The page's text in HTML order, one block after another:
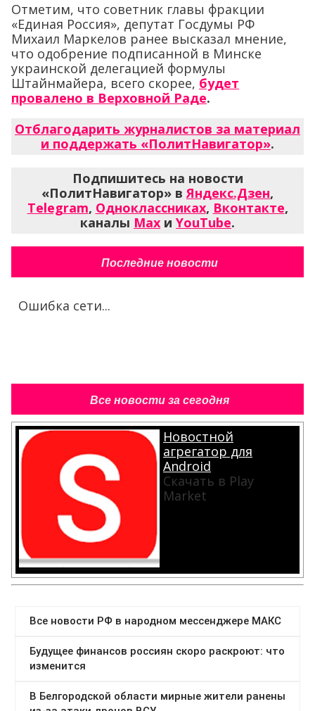
Отметим, что советник главы фракции
«Единая Россия», депутат Госдумы РФ
Михаил Маркелов ранее высказал мнение,
что одобрение подписанной в Минске
украинской делегацией формулы
Штайнмайера, всего скорее, будет
провалено в Верховной Раде.
Отблагодарить журналистов за материал
и поддержать «ПолитНавигатор».
Подпишитесь на новости
«ПолитНавигатор» вЯндекс.Дзен,
Telegram, Одноклассниках, Вконтакте,
каналы Max и YouTube.
Последние новости
Ошибка сети...
Все новости за сегодня
Новостной
агрегатор для
Android
Скачать в Play
Market